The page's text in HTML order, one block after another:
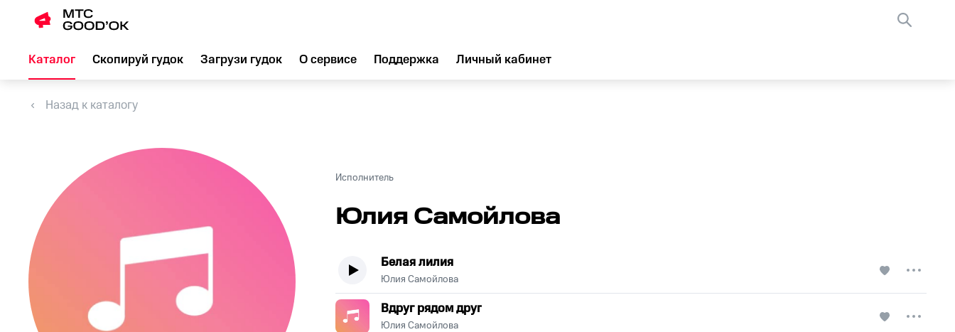
Каталог Скопируй гудок Загрузи гудок О сервисе Поддержка Личный кабинет
Назад к каталогу
Исполнитель
Юлия Самойлова
Белая лилия
Юлия Самойлова
Вдруг рядом друг
Юлия Самойлова